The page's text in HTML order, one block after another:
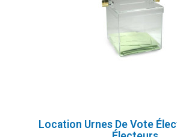
Location Urnes De Vote